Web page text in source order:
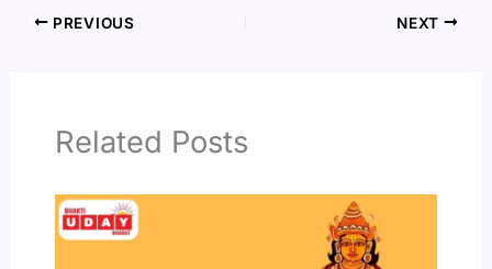
PREVIOUS NEXT
Related Posts